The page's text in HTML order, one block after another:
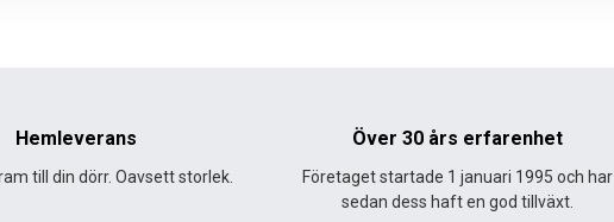
Hemleverans
till din dörr. Oavsett storlek.
Över 30 års erfarenhet
Företaget startade 1 januari 1995 och har
sedan dess haft en god tillväxt.